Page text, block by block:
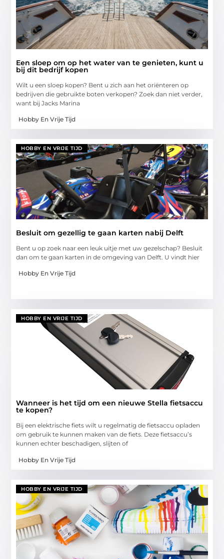
Een sloep om op het water van te genieten, kunt u
bij dit bedrijf kopen
Wilt u een sloep kopen? Bent u zich aan het oriënteren op
bedrijven die gebruikte boten verkopen? Zoek dan niet verder,
want bij Jacks Marina
Hobby En Vrije Tijd
HOBBY EN VRIJE TIJD
Besluit om gezellig te gaan karten nabij Delft
Bent u op zoek naar een leuk uitje met uw gezelschap? Besluit
dan om te gaan karten in de omgeving van Delft. U vindt hier
Hobby En Vrije Tijd
HOBBY EN VRIJE TIJD
Wanneer is het tijd om een nieuwe Stella fietsaccu
te kopen?
Bij een elektrische fiets wilt u regelmatig de fietsaccu opladen
om gebruik te kunnen maken van de fiets. Deze fietsaccu’s
kunnen echter beschadigen, slijten of
Hobby En Vrije Tijd
HOBBY EN VRIJE TIJD